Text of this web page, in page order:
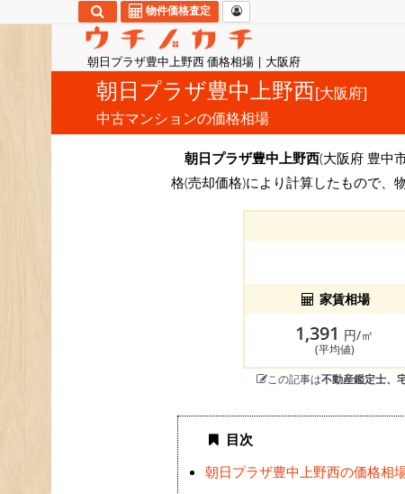
朝日プラザ豊中上野西 価格相場 | 大阪府
物件価格査定
朝日プラザ豊中上野西[大阪府]
中古マンションの価格相場
朝日プラザ豊中上野西(大阪府 豊中
格(売却価格)により計算したもので、
家賃相場
1,391 円/㎡
(平均値)
この記事は不動産鑑定士、
目次
朝日プラザ豊中上野西の価格相